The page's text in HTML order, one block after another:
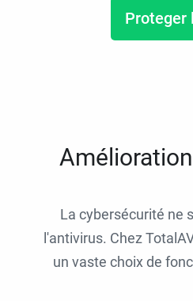
Proteger
La cybersécurité ne
l'antivirus. Chez
un vaste choix de